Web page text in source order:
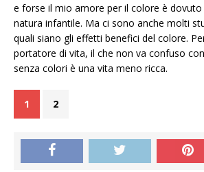
e forse il mio amore per il colore è dovuto
natura infantile. Ma ci sono anche molti
quali siano gli effetti benefici del colore.
portatore di vita, il che non va confuso
senza colori è una vita meno ricca.
1 2